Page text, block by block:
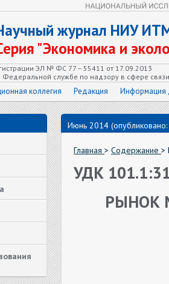
журнал НИУ
"Экономика и
ЭЛ № ФС 77 – 55411 от 17.09.2013
Федеральной службе по надзору в сфере
коллегия Редакция Информация
Июнь 2014
Главная > Содержание >
УДК
РЫНОК